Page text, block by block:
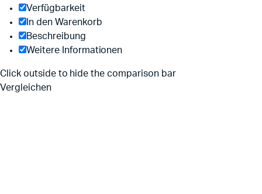
Verfügbarkeit
In den Warenkorb
Beschreibung
Weitere Informationen
Click outside to hide the comparison bar
Vergleichen